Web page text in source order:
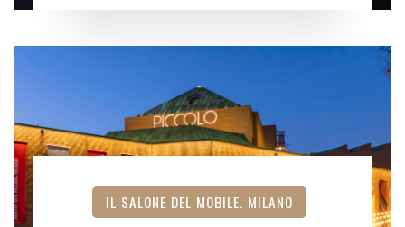
IL SALONE DEL MOBILE. MILANO